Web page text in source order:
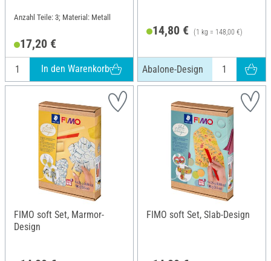
Anzahl Teile: 3; Material: Metall
17,20 €
In den Warenkorb
14,80 € (1 kg = 148,00 €)
Abalone-Design
FIMO soft Set, Marmor-
Design
FIMO soft Set, Slab-Design